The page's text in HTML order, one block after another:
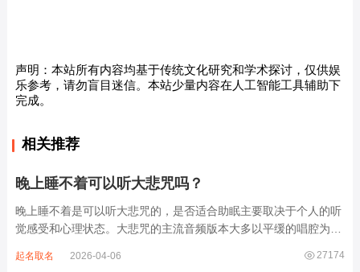
声明：本站所有内容均基于传统文化研究和学术探讨，仅供娱
乐参考，请勿盲目迷信。本站少量内容在人工智能工具辅助下
完成。
相关推荐
晚上睡不着可以听大悲咒吗？
晚上睡不着是可以听大悲咒的，是否适合助眠主要取决于个人的听
觉感受和心理状态。大悲咒的主流音频版本大多以平缓的唱腔为
急促的鼓点，这类音频本身具备静心的基础特质。睡前思绪繁杂、
27174
起名取名 2026-04-06